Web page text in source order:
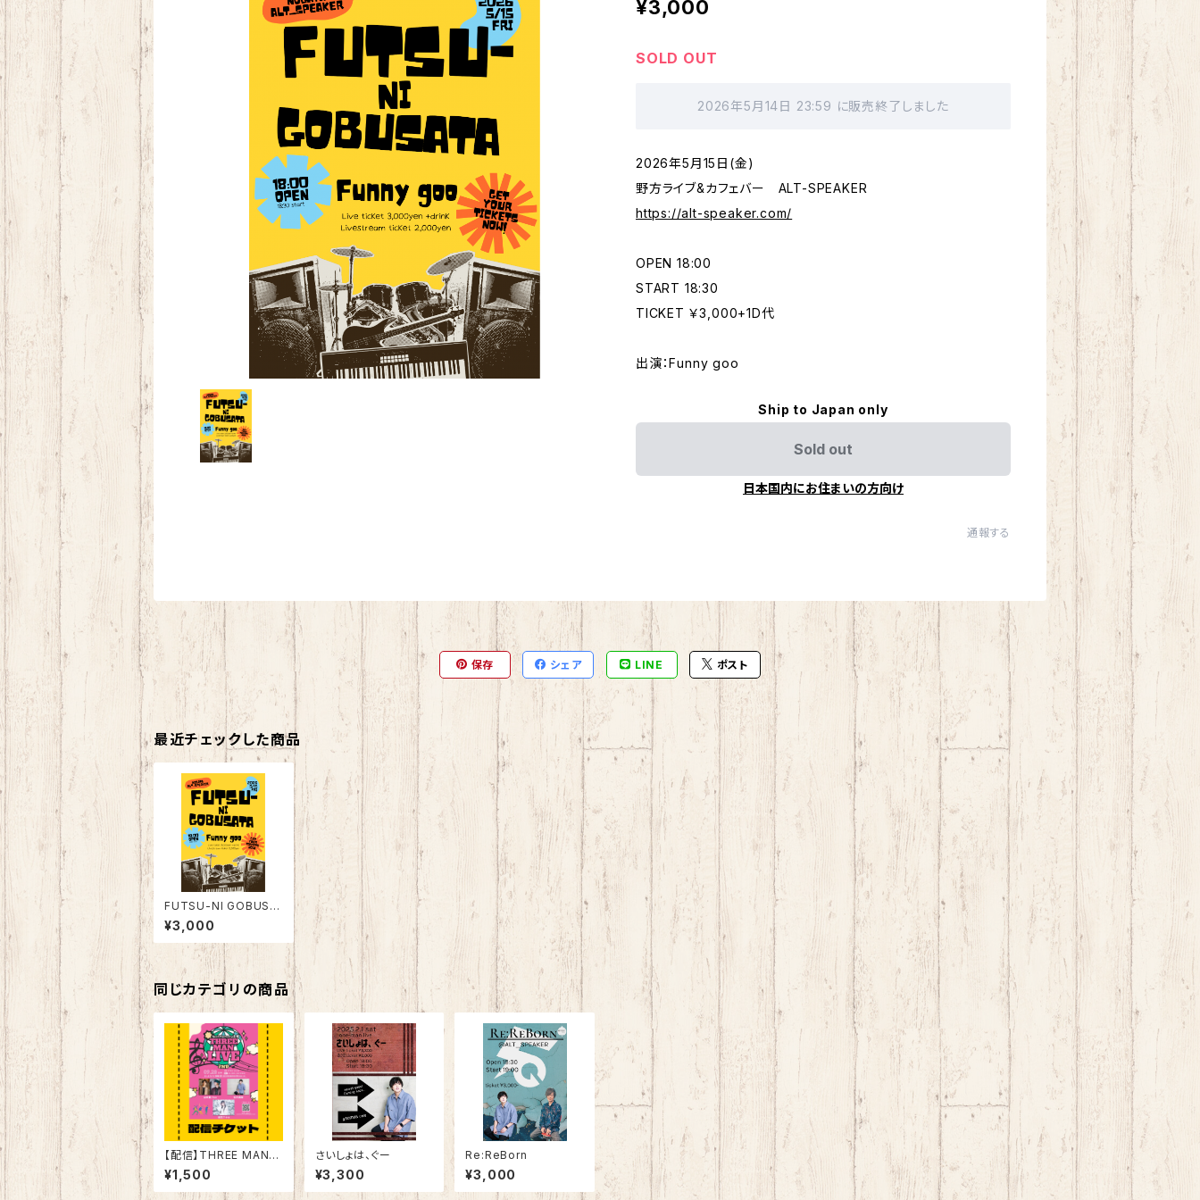
¥3,000
SOLD OUT
2026年5月14日 23:59 に販売終了しました
2026年5月15日(金)
野方ライブ&カフェバー ALT-SPEAKER
https://alt-speaker.com/
OPEN 18:00
START 18:30
TICKET ￥3,000+1D代
出演：Funny goo
Ship to Japan only
Sold out
日本国内にお住まいの方向け
通報する
保存 シェア LINE ポスト
最近チェックした商品
FUTSU-NI GOBUSA
TA Live
¥3,000
同じカテゴリの商品
【配信】THREE MAN L
IVE
¥1,500
さいしょは、ぐー
¥3,300
Re:ReBorn
¥3,000